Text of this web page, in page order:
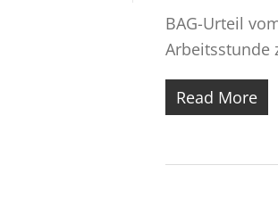
BAG-Urteil
Arbeitsstunde
Read More